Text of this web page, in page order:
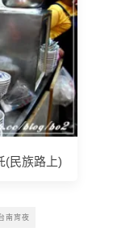
(民族路上)
南宵夜